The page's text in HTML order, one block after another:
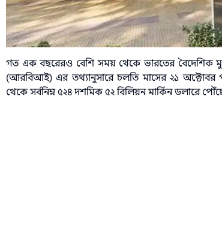
গত এক বছরেরও বেশি সময় থেকে ভারতের বৈদেশিক
(আরবিআই) এর তথ্যানুসারে চলতি মাসের ২১ অক্টোবর
থেকে সর্বনিম্ন ৫২৪ দশমিক ৫২ বিলিয়ন মার্কিন ডলারে